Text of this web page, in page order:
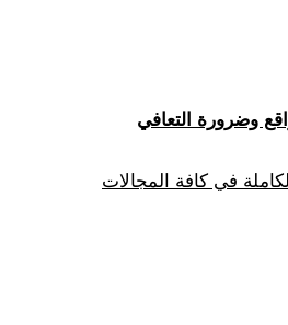
في كافة المجالات